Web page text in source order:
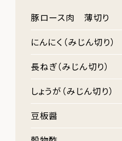
豚ロース肉 薄切り
にんにく（みじん切り）
長ねぎ（みじん切り）
しょうが（みじん切り）
豆板醤